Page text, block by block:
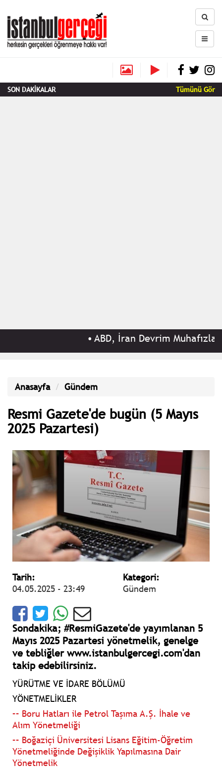
SON DAKİKALAR Tümünü Gör
ABD, İran Devrim Muhafızları
Anasayfa Gündem
Resmi Gazete'de bugün (5 Mayıs
2025 Pazartesi)
Tarih:
04.05.2025 - 23:49
Kategori:
Gündem
Sondakika; #ResmiGazete'de yayımlanan 5
Mayıs 2025 Pazartesi yönetmelik, genelge
ve tebliğler www.istanbulgercegi.com'dan
takip edebilirsiniz.
YÜRÜTME VE İDARE BÖLÜMÜ
YÖNETMELİKLER
–– Boru Hatları ile Petrol Taşıma A.Ş. İhale ve
Alım Yönetmeliği
–– Boğaziçi Üniversitesi Lisans Eğitim-Öğretim
Yönetmeliğinde Değişiklik Yapılmasına Dair
Yönetmelik